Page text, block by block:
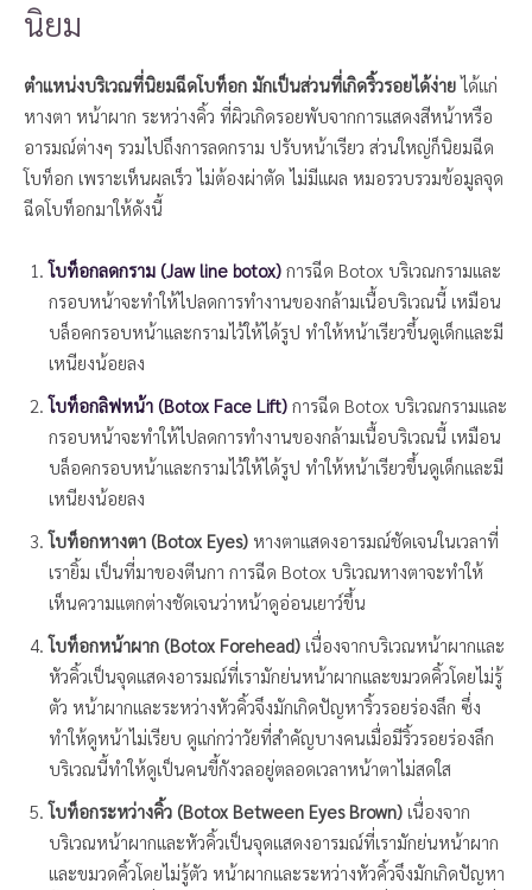
นิยม
ตำแหน่งบริเวณที่นิยมฉีดโบท็อก มักเป็นส่วนที่เกิดริ้วรอยได้ง่ายได้แก่
หางตา หน้าผาก ระหว่างคิ้ว ที่ผิวเกิดรอยพับจากการแสดงสีหน้าหรือ
อารมณ์ต่างๆ รวมไปถึงการลดกราม ปรับหน้าเรียว ส่วนใหญ่ก็นิยมฉีด
โบท็อก เพราะเห็นผลเร็ว ไม่ต้องผ่าตัด ไม่มีแผล หมอรวบรวมข้อมูลจุด
ฉีดโบท็อกมาให้ดังนี้
โบท็อกลดกราม (Jaw line botox) การฉีด Botox บริเวณกรามและ
กรอบหน้าจะทำให้ไปลดการทำงานของกล้ามเนื้อบริเวณนี้ เหมือน
บล็อคกรอบหน้าและกรามไว้ให้ได้รูป ทำให้หน้าเรียวขึ้นดูเด็กและมี
เหนียงน้อยลง
โบท็อกลิฟหน้า (Botox Face Lift) การฉีด Botox บริเวณกรามและ
กรอบหน้าจะทำให้ไปลดการทำงานของกล้ามเนื้อบริเวณนี้ เหมือน
บล็อคกรอบหน้าและกรามไว้ให้ได้รูป ทำให้หน้าเรียวขึ้นดูเด็กและมี
เหนียงน้อยลง
โบท็อกหางตา (Botox Eyes) หางตาแสดงอารมณ์ชัดเจนในเวลาที่
เรายิ้ม เป็นที่มาของตีนกา การฉีด Botox บริเวณหางตาจะทำให้
เห็นความแตกต่างชัดเจนว่าหน้าดูอ่อนเยาว์ขึ้น
โบท็อกหน้าผาก (Botox Forehead) เนื่องจากบริเวณหน้าผากและ
หัวคิ้วเป็นจุดแสดงอารมณ์ที่เรามักย่นหน้าผากและขมวดคิ้วโดยไม่รู้
ตัว หน้าผากและระหว่างหัวคิ้วจึงมักเกิดปัญหาริ้วรอยร่องลึก ซึ่ง
ทำให้ดูหน้าไม่เรียบ ดูแก่กว่าวัยที่สำคัญบางคนเมื่อมีริ้วรอยร่องลึก
บริเวณนี้ทำให้ดูเป็นคนขี้กังวลอยู่ตลอดเวลาหน้าตาไม่สดใส
โบท็อกระหว่างคิ้ว (Botox Between Eyes Brown) เนื่องจาก
บริเวณหน้าผากและหัวคิ้วเป็นจุดแสดงอารมณ์ที่เรามักย่นหน้าผาก
และขมวดคิ้วโดยไม่รู้ตัว หน้าผากและระหว่างหัวคิ้วจึงมักเกิดปัญหา